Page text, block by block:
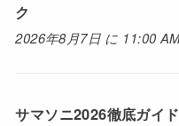
ク
2026年8月7日 に 11:00
サマソニ2026徹底ガ